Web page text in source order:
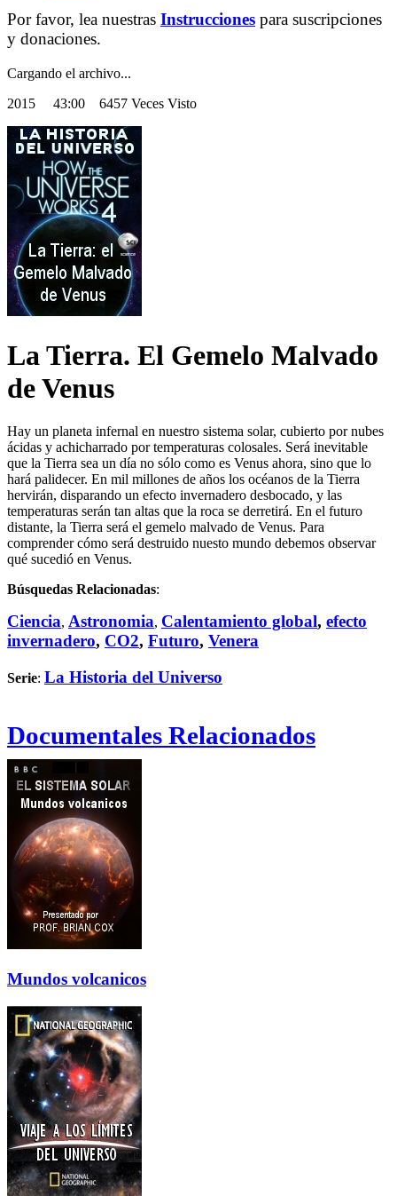
Por favor, lea nuestras Instrucciones para suscripciones
y donaciones.
Cargando el archivo...
2015 43:00 6457 Veces Visto
La Tierra. El Gemelo Malvado
de Venus
Hay un planeta infernal en nuestro sistema solar, cubierto por nubes
ácidas y achicharrado por temperaturas colosales. Será inevitable
que la Tierra sea un día no sólo como es Venus ahora, sino que lo
hará palidecer. En mil millones de años los océanos de la Tierra
hervirán, disparando un efecto invernadero desbocado, y las
temperaturas serán tan altas que la roca se derretirá. En el futuro
distante, la Tierra será el gemelo malvado de Venus. Para
comprender cómo será destruido nuesto mundo debemos observar
qué sucedió en Venus.
Búsquedas Relacionadas:
Ciencia, Astronomia, Calentamiento global, efecto
invernadero, CO2, Futuro, Venera
Serie: La Historia del Universo
Documentales Relacionados
Mundos volcanicos